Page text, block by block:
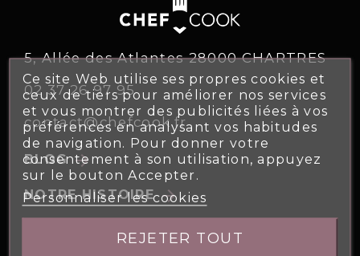
5, Allée des Atlantes 28000 CHARTRES
02 37 26 97 95
contact@chefcook.fr
BLOGarrow_forward
NOTRE HISTOIREarrow_forward
NOS ENGAGEMENTSarrow_forward
Ce site Web utilise ses propres cookies et
ceux de tiers pour améliorer nos services
et vous montrer des publicités liées à vos
préférences en analysant vos habitudes
de navigation. Pour donner votre
consentement à son utilisation, appuyez
sur le bouton Accepter.
Personnaliser les cookies
REJETER TOUT